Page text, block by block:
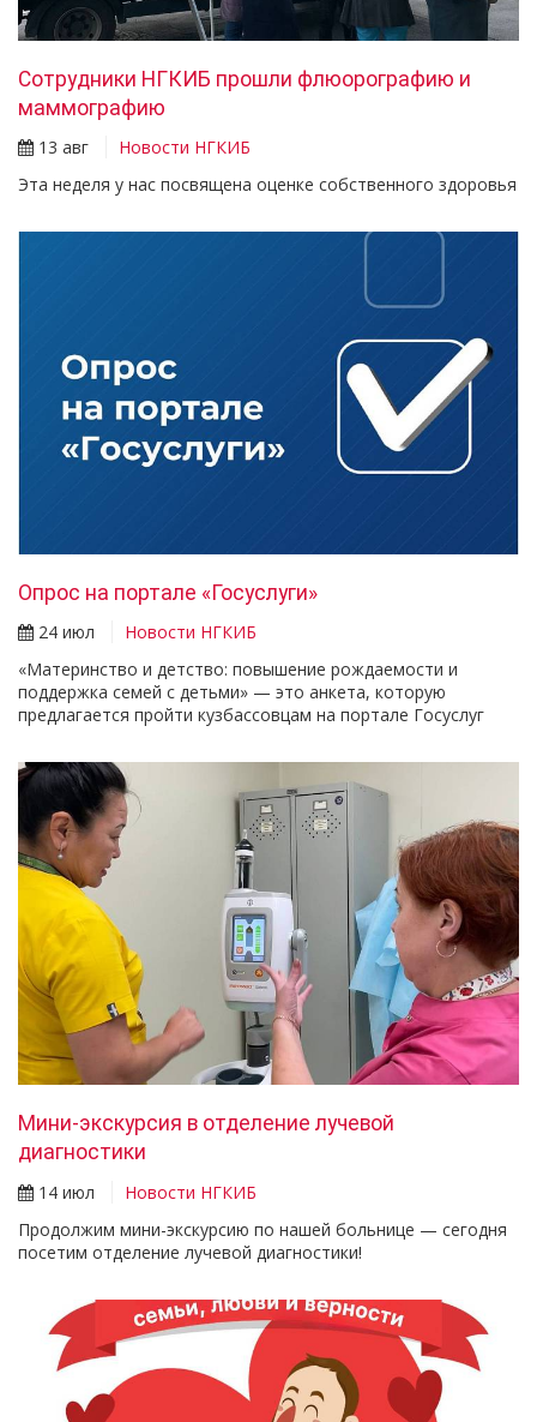
Сотрудники НГКИБ прошли флюорографию и
маммографию
13 авг
Новости НГКИБ
Эта неделя у нас посвящена оценке собственного здоровья
Опрос на портале «Госуслуги»
24 июл
Новости НГКИБ
«Материнство и детство: повышение рождаемости и
поддержка семей с детьми» — это анкета, которую
предлагается пройти кузбассовцам на портале Госуслуг
Мини-экскурсия в отделение лучевой
диагностики
14 июл
Новости НГКИБ
Продолжим мини-экскурсию по нашей больнице — сегодня
посетим отделение лучевой диагностики!